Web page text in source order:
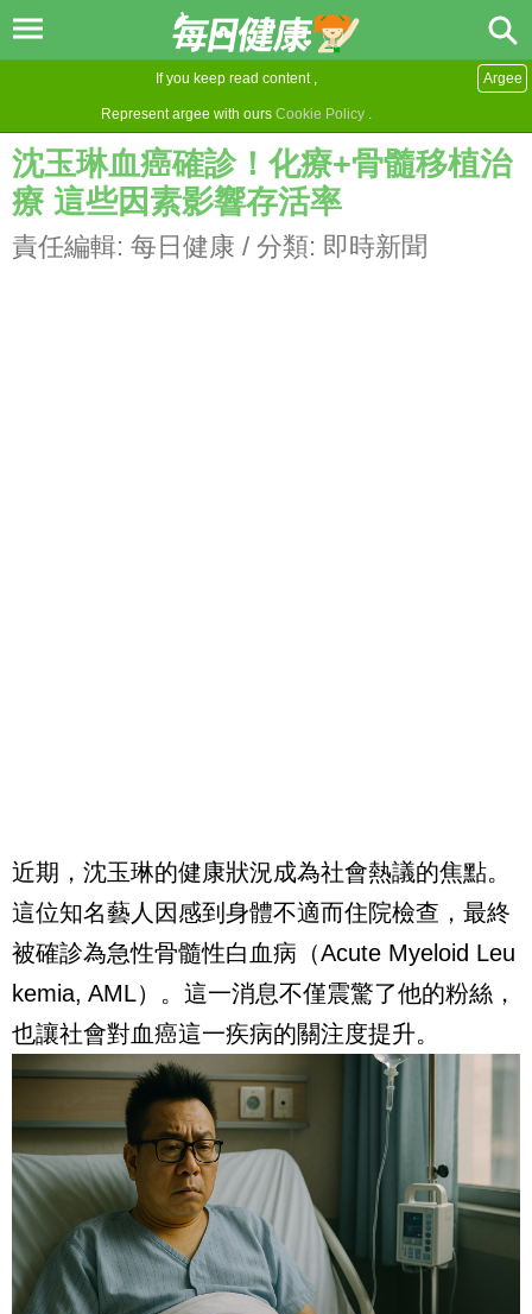
If you keep read content ,
Represent argee with ours Cookie Policy .
Argee
沈玉琳血癌確診！化療+骨髓移植治
療 這些因素影響存活率
責任編輯: 每日健康 / 分類: 即時新聞
近期，沈玉琳的健康狀況成為社會熱議的焦點。
這位知名藝人因感到身體不適而住院檢查，最終
被確診為急性骨髓性白血病（Acute Myeloid Leu
kemia, AML）。這一消息不僅震驚了他的粉絲，
也讓社會對血癌這一疾病的關注度提升。